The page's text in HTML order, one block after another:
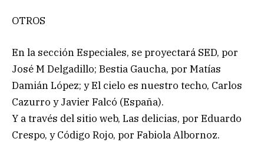
OTROS
En la sección Especiales, se proyectará SED, por
José M Delgadillo; Bestia Gaucha, por Matías
Damián López; y El cielo es nuestro techo, Carlos
Cazurro y Javier Falcó (España).
Y a través del sitio web, Las delicias, por Eduardo
Crespo, y Código Rojo, por Fabiola Albornoz.